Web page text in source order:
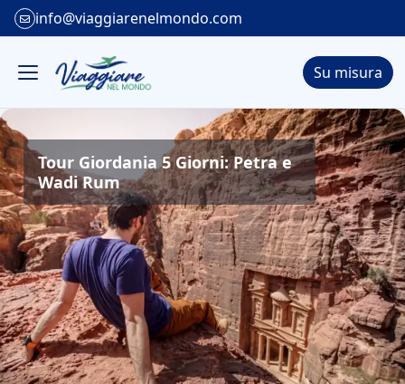
info@viaggiarenelmondo.com
Su misura
Tour Giordania 5 Giorni: Petra e
Wadi Rum